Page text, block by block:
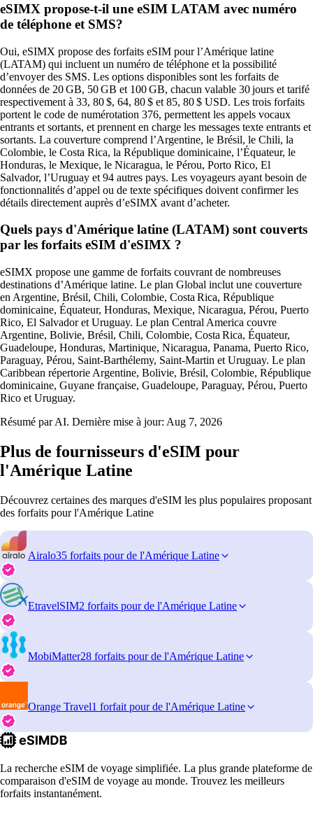
eSIMX propose-t-il une eSIM LATAM avec numéro
de téléphone et SMS?
Oui, eSIMX propose des forfaits eSIM pour l’Amérique latine
(LATAM) qui incluent un numéro de téléphone et la possibilité
d’envoyer des SMS. Les options disponibles sont les forfaits de
données de 20 GB, 50 GB et 100 GB, chacun valable 30 jours et tarifé
respectivement à 33, 80 $, 64, 80 $ et 85, 80 $ USD. Les trois forfaits
portent le code de numérotation 376, permettent les appels vocaux
entrants et sortants, et prennent en charge les messages texte entrants et
sortants. La couverture comprend l’Argentine, le Brésil, le Chili, la
Colombie, le Costa Rica, la République dominicaine, l’Équateur, le
Honduras, le Mexique, le Nicaragua, le Pérou, Porto Rico, El
Salvador, l’Uruguay et 94 autres pays. Les voyageurs ayant besoin de
fonctionnalités d’appel ou de texte spécifiques doivent confirmer les
détails directement auprès d’eSIMX avant d’acheter.
Quels pays d'Amérique latine (LATAM) sont couverts
par les forfaits eSIM d'eSIMX ?
eSIMX propose une gamme de forfaits couvrant de nombreuses
destinations d’Amérique latine. Le plan Global inclut une couverture
en Argentine, Brésil, Chili, Colombie, Costa Rica, République
dominicaine, Équateur, Honduras, Mexique, Nicaragua, Pérou, Puerto
Rico, El Salvador et Uruguay. Le plan Central America couvre
Argentine, Bolivie, Brésil, Chili, Colombie, Costa Rica, Équateur,
Guadeloupe, Honduras, Martinique, Nicaragua, Panama, Puerto Rico,
Paraguay, Pérou, Saint‑Barthélemy, Saint‑Martin et Uruguay. Le plan
Caribbean répertorie Argentine, Bolivie, Brésil, Colombie, République
dominicaine, Guyane française, Guadeloupe, Paraguay, Pérou, Puerto
Rico et Uruguay.
Résumé par AI. Dernière mise à jour: Aug 7, 2026
Plus de fournisseurs d'eSIM pour
l'Amérique Latine
Découvrez certaines des marques d'eSIM les plus populaires proposant
des forfaits pour l'Amérique Latine
Airalo35 forfaits pour de l'Amérique Latine
EtravelSIM2 forfaits pour de l'Amérique Latine
MobiMatter28 forfaits pour de l'Amérique Latine
Orange Travel1 forfait pour de l'Amérique Latine
La recherche eSIM de voyage simplifiée. La plus grande plateforme de
comparaison d'eSIM de voyage au monde. Trouvez les meilleurs
forfaits instantanément.